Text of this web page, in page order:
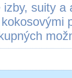
suity a